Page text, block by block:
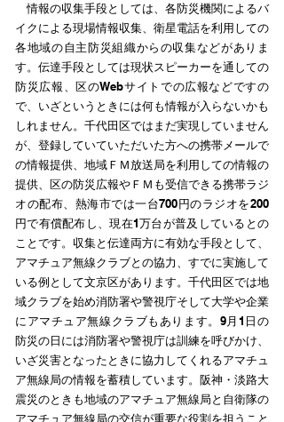
情報の収集手段としては、各防災機関によるバ
イクによる現場情報収集、衛星電話を利用しての
各地域の自主防災組織からの収集などがありま
す。伝達手段としては現状スピーカーを通しての
防災広報、区のWebサイトでの広報などですの
で、いざというときには何も情報が入らないかも
しれません。千代田区ではまだ実現していません
が、登録していていただいた方への携帯メールで
の情報提供、地域ＦＭ放送局を利用しての情報の
提供、区の防災広報やＦＭも受信できる携帯ラジ
オの配布、熱海市では一台700円のラジオを200
円で有償配布し、現在1万台が普及しているとの
ことです。収集と伝達両方に有効な手段として、
アマチュア無線クラブとの協力、すでに実施して
いる例として文京区があります。千代田区では地
域クラブを始め消防署や警視庁そして大学や企業
にアマチュア無線クラブもあります。9月1日の
防災の日には消防署や警視庁は訓練を呼びかけ、
いざ災害となったときに協力してくれるアマチュ
ア無線局の情報を蓄積しています。阪神・淡路大
震災のときも地域のアマチュア無線局と自衛隊の
アマチュア無線局の交信が重要な役割を担うこと